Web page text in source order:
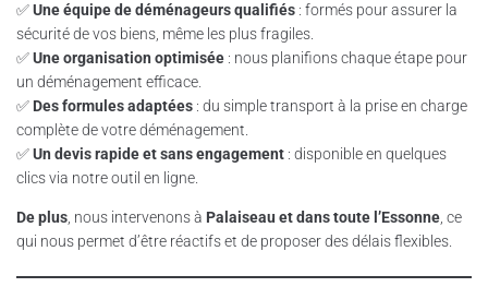
✅Une équipe de déménageurs qualifiés : formés pour assurer la
sécurité de vos biens, même les plus fragiles.
✅Une organisation optimisée : nous planifions chaque étape pour
un déménagement efficace.
✅ Des formules adaptées : du simple transport à la prise en charge
complète de votre déménagement.
✅Un devis rapide et sans engagement : disponible en quelques
clics via notre outil en ligne.
De plus , nous intervenons à Palaiseau et dans toute l’Essonne , ce
qui nous permet d’être réactifs et de proposer des délais flexibles.